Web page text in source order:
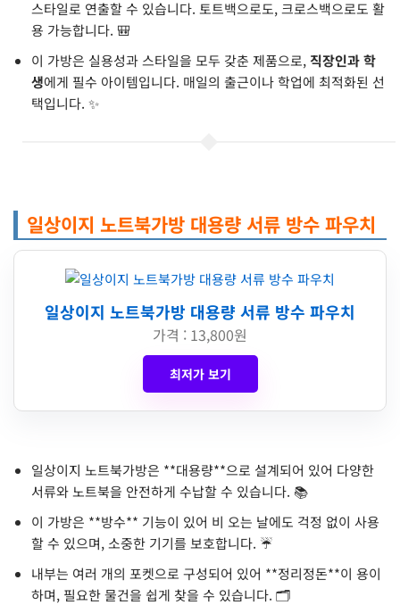
스타일로 연출할 수 있습니다. 토트백으로도, 크로스백으로도 활
용 가능합니다. 🎒
이 가방은 실용성과 스타일을 모두 갖춘 제품으로, 직장인과 학
생에게 필수 아이템입니다. 매일의 출근이나 학업에 최적화된 선
택입니다. ✨
일상이지 노트북가방 대용량 서류 방수 파우치
일상이지 노트북가방 대용량 서류 방수 파우치
가격 : 13,800원
최저가 보기
일상이지 노트북가방은 **대용량**으로 설계되어 있어 다양한
서류와 노트북을 안전하게 수납할 수 있습니다. 📚
이 가방은 **방수** 기능이 있어 비 오는 날에도 걱정 없이 사용
할 수 있으며, 소중한 기기를 보호합니다. ☔️
내부는 여러 개의 포켓으로 구성되어 있어 **정리정돈**이 용이
하며, 필요한 물건을 쉽게 찾을 수 있습니다. 🗂️